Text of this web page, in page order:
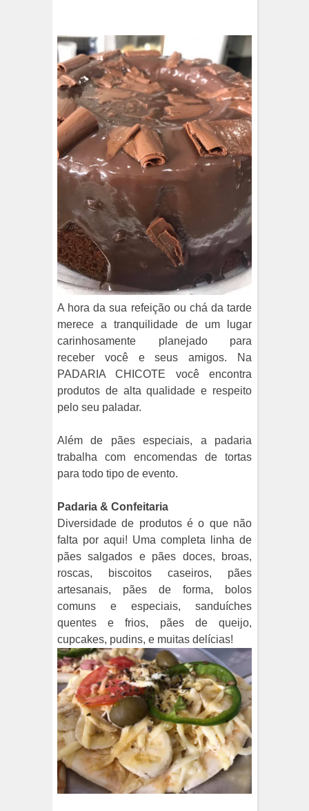
A hora da sua refeição ou chá da tarde
merece a tranquilidade de um lugar
carinhosamente planejado para
receber você e seus amigos. Na
PADARIA CHICOTE você encontra
produtos de alta qualidade e respeito
pelo seu paladar.
Além de pães especiais, a padaria
trabalha com encomendas de tortas
para todo tipo de evento.
Padaria & Confeitaria
Diversidade de produtos é o que não
falta por aqui! Uma completa linha de
pães salgados e pães doces, broas,
roscas, biscoitos caseiros, pães
artesanais, pães de forma, bolos
comuns e especiais, sanduíches
quentes e frios, pães de queijo,
cupcakes, pudins, e muitas delícias!